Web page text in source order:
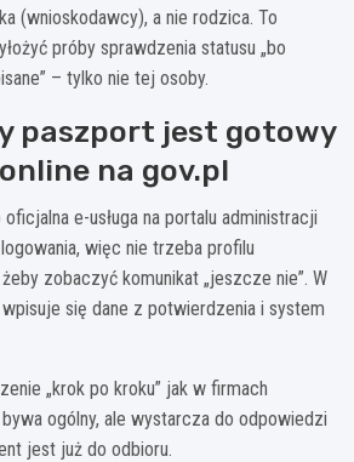
(wnioskodawcy), a nie rodzica. To
próby sprawdzenia statusu „bo
– tylko nie tej osoby.
paszport jest gotowy
na gov.pl
e-usługa na portalu administracji
więc nie trzeba profilu
zobaczyć komunikat „jeszcze nie”. W
się dane z potwierdzenia i system
„krok po kroku” jak w firmach
ogólny, ale wystarcza do odpowiedzi
jest już do odbioru.